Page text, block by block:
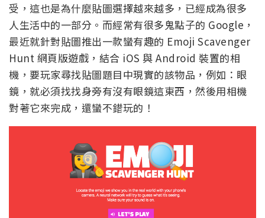
受，這也是為什麼貼圖選擇越來越多，已經成為很多
人生活中的一部分。而經常有很多鬼點子的 Google，
最近就針對貼圖推出一款蠻有趣的 Emoji Scavenger
Hunt 網頁版遊戲，結合 iOS 與 Android 裝置的相
機，要玩家尋找貼圖題目中現實的該物品，例如：眼
鏡，就必須找找身旁有沒有眼鏡這東西，然後用相機
對著它來完成，還蠻不錯玩的！